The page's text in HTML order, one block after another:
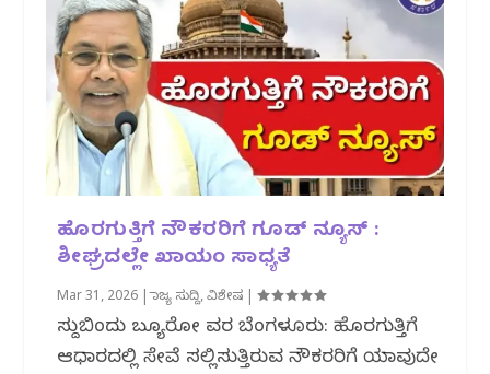
ಹೊರಗುತ್ತಿಗೆ ನೌಕರರಿಗೆ ಗೂಡ್ ನ್ಯೂಸ್ :
ಶೀಘ್ರದಲ್ಲೇ ಖಾಯಂ ಸಾಧ್ಯತೆ
Mar 31, 2026 |ರಾಜ್ಯ ಸುದ್ದಿ,ವಿಶೇಷ |
ಸುದ್ದಿಬಿಂದು ಬ್ಯೂರೋ‌‌ ವರದಿ ಬೆಂಗಳೂರು: ಹೊರಗುತ್ತಿಗೆ
ಆಧಾರದಲ್ಲಿ ಸೇವೆ ಸಲ್ಲಿಸುತ್ತಿರುವ ನೌಕರರಿಗೆ ಯಾವುದೇ